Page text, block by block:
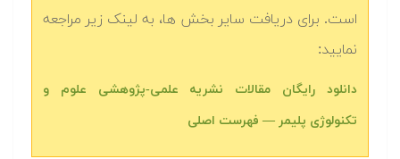
است. برای دریافت سایر بخش ها، به لینک زیر مراجعه
نمایید:
دانلود رایگان مقالات نشریه علمی-پژوهشی علوم و
تکنولوژی پلیمر — فهرست اصلی